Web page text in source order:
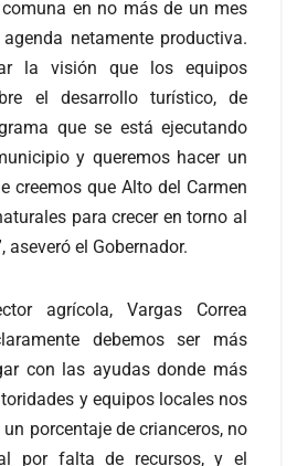
en no más de un mes
netamente productiva.
la visión que los equipos
el desarrollo turístico, de
que se está ejecutando
y queremos hacer un
creemos que Alto del Carmen
para crecer en torno al
aseveró el Gobernador.
agrícola, Vargas Correa
debemos ser más
con las ayudas donde más
y equipos locales nos
porcentaje de crianceros, no
por falta de recursos, y el